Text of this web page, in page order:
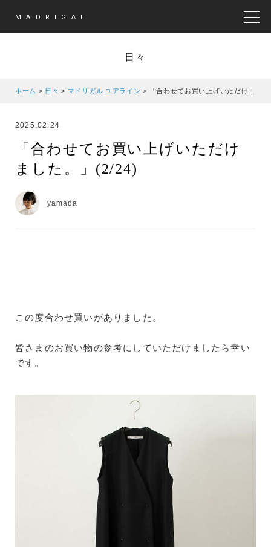
MADRIGAL
日々
ホーム > 日々 > マドリガル ユアライン > 「合わせてお買い上げいただけました。」(2/24)
2025.02.24
「合わせてお買い上げいただけ
ました。」(2/24)
yamada
この度合わせ買いがありました。
皆さまのお買い物の参考にしていただけましたら幸い
です。